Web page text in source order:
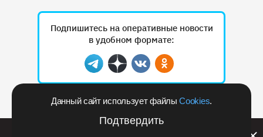
Данный сайт использует файлыCookies.
Подтвердить
Подпишитесь на оперативные новости
в удобном формате:
Telegram
ДзенВконтактеОдноклассники
Рекламодателям
Билайн запустил в Кемеровской области акцию с